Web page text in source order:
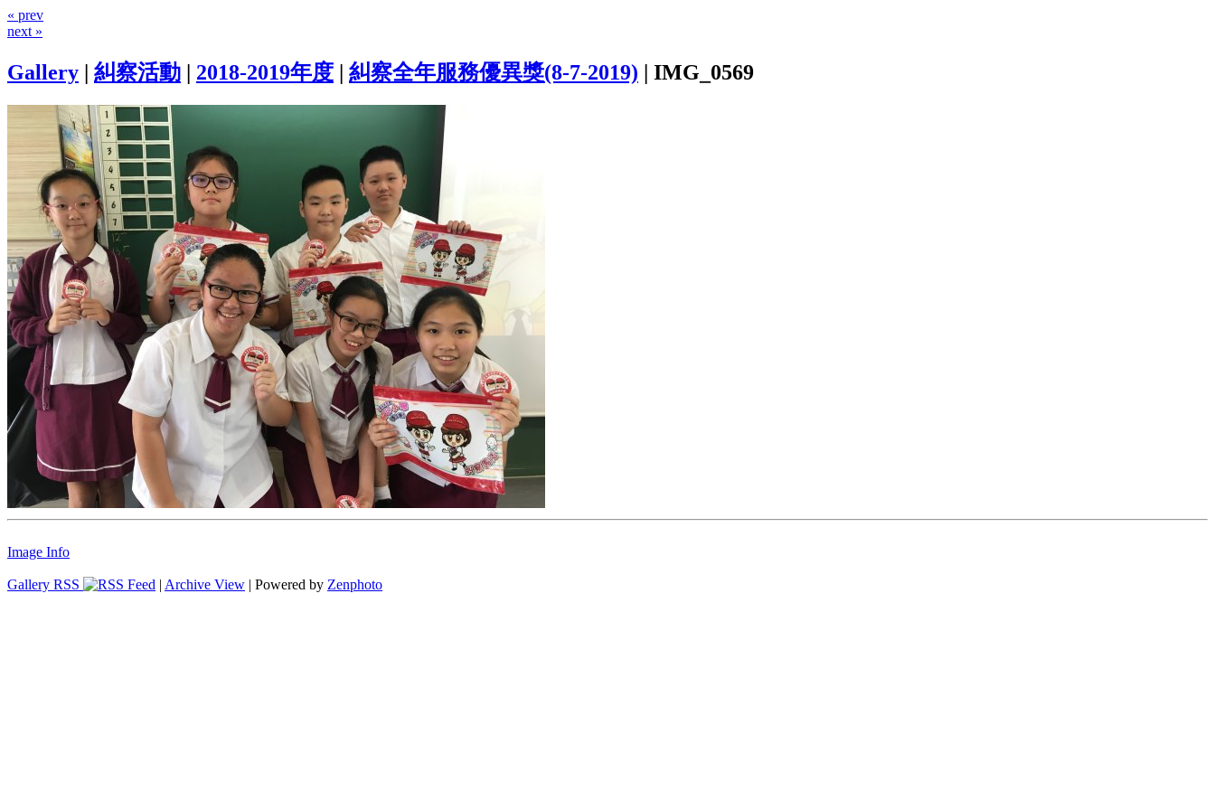
« prev
next »
Gallery | 糾察活動 | 2018-2019年度 | 糾察全年服務優異獎(8-7-2019) | IMG_0569
Image Info
Gallery RSS | Archive View | Powered by Zenphoto